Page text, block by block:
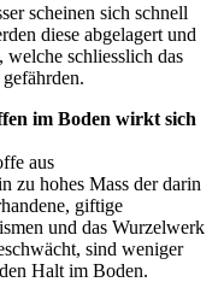
scheinen sich schnell
diese abgelagert und
schliesslich das
im Boden wirkt sich
aus
zu hohes Mass der darin
giftige
und das Wurzelwerk
sind weniger
Halt im Boden.